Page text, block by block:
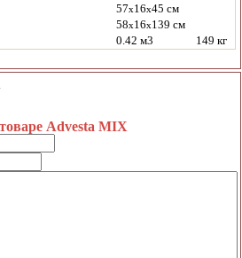
57x16x45 см
58x16x139 см
0.42 м3 149 кг
Advesta MIX